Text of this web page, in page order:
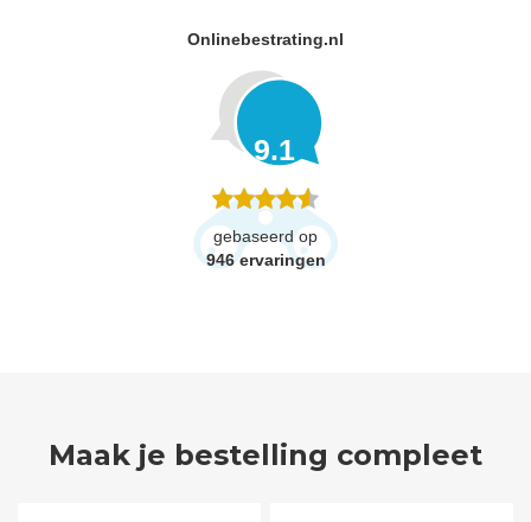
Onlinebestrating.nl
9.1
gebaseerd op
946 ervaringen
Maak je bestelling compleet